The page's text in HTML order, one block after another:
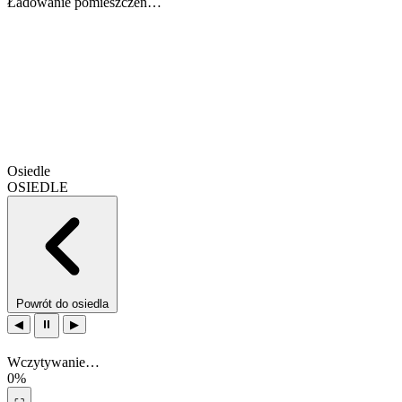
Osiedle
OSIEDLE
Powrót do osiedla
◀
⏸ ▶
Wczytywanie…
0%